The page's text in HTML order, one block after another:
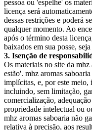
pessoa ou 'espelhe' os
licença será
dessas restrições e poderá
qualquer momento. Ao
após o término desta
baixados em sua posse,
3. Isenção de
Os materiais no site da
estão'. mhz aromas
implícitas, e, por este meio,
incluindo, sem limitação,
comercialização,
propriedade intelectual ou
mhz aromas saboaria não
relativa à precisão, aos